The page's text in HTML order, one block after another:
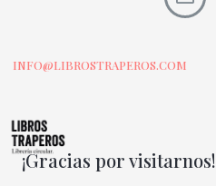
INFO@LIBROSTRAPEROS.COM
¡Gracias por visitarnos!